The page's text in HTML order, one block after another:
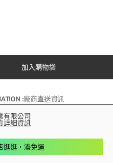
加入購物袋
:廠商直送資訊
有限公司
詳細資訊
逛逛，湊免運